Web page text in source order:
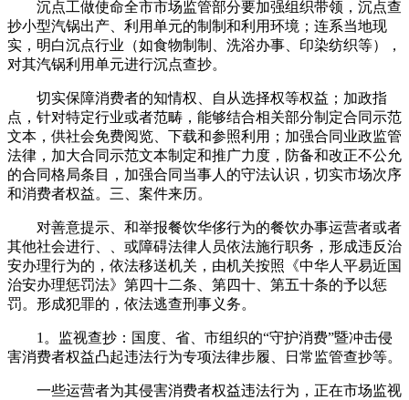
沉点工做使命全市市场监管部分要加强组织带领，沉点查
抄小型汽锅出产、利用单元的制制和利用环境；连系当地现
实，明白沉点行业（如食物制制、洗浴办事、印染纺织等），
对其汽锅利用单元进行沉点查抄。
切实保障消费者的知情权、自从选择权等权益；加政指
点，针对特定行业或者范畴，能够结合相关部分制定合同示范
文本，供社会免费阅览、下载和参照利用；加强合同业政监管
法律，加大合同示范文本制定和推广力度，防备和改正不公允
的合同格局条目，加强合同当事人的守法认识，切实市场次序
和消费者权益。三、案件来历。
对善意提示、和举报餐饮华侈行为的餐饮办事运营者或者
其他社会进行、、或障碍法律人员依法施行职务，形成违反治
安办理行为的，依法移送机关，由机关按照《中华人平易近国
治安办理惩罚法》第四十二条、第四十、第五十条的予以惩
罚。形成犯罪的，依法逃查刑事义务。
1。监视查抄：国度、省、市组织的“守护消费”暨冲击侵
害消费者权益凸起违法行为专项法律步履、日常监管查抄等。
一些运营者为其侵害消费者权益违法行为，正在市场监视